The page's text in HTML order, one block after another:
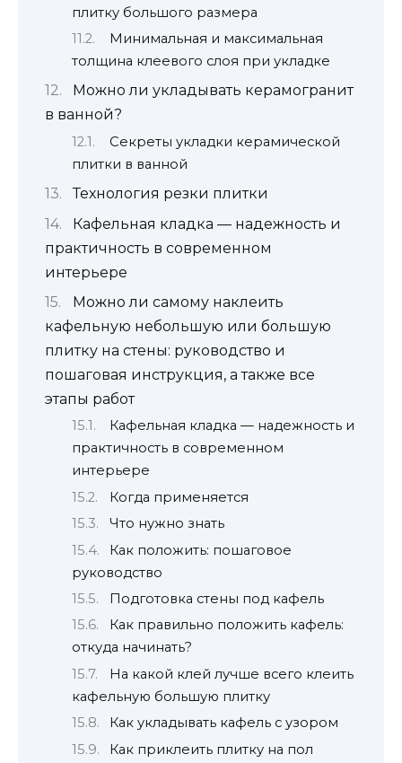
плитку большого размера
Минимальная и максимальная
толщина клеевого слоя при укладке
Можно ли укладывать керамогранит
в ванной?
Секреты укладки керамической
плитки в ванной
Технология резки плитки
Кафельная кладка — надежность и
практичность в современном
интерьере
Можно ли самому наклеить
кафельную небольшую или большую
плитку на стены: руководство и
пошаговая инструкция, а также все
этапы работ
Кафельная кладка — надежность и
практичность в современном
интерьере
Когда применяется
Что нужно знать
Как положить: пошаговое
руководство
Подготовка стены под кафель
Как правильно положить кафель:
откуда начинать?
На какой клей лучше всего клеить
кафельную большую плитку
Как укладывать кафель с узором
Как приклеить плитку на пол